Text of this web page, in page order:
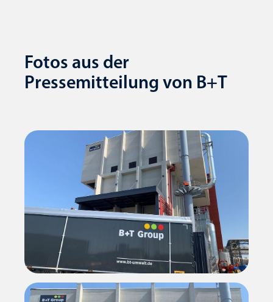
Fotos aus der
Pressemitteilung von B+T